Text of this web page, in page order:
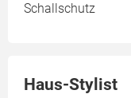
Schallschutz
Haus-Stylist